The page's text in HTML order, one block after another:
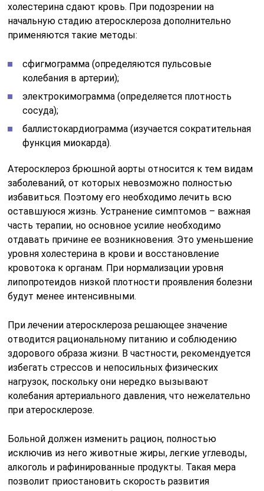
холестерина сдают кровь. При подозрении на
начальную стадию атеросклероза дополнительно
применяются такие методы:
сфигмограмма (определяются пульсовые
колебания в артерии);
электрокимограмма (определяется плотность
сосуда);
баллистокардиограмма (изучается сократительная
функция миокарда).
Атеросклероз брюшной аорты относится к тем видам
заболеваний, от которых невозможно полностью
избавиться. Поэтому его необходимо лечить всю
оставшуюся жизнь. Устранение симптомов – важная
часть терапии, но основное усилие необходимо
отдавать причине ее возникновения. Это уменьшение
уровня холестерина в крови и восстановление
кровотока к органам. При нормализации уровня
липопротеидов низкой плотности проявления болезни
будут менее интенсивными.
При лечении атеросклероза решающее значение
отводится рациональному питанию и соблюдению
здорового образа жизни. В частности, рекомендуется
избегать стрессов и непосильных физических
нагрузок, поскольку они нередко вызывают
колебания артериального давления, что нежелательно
при атеросклерозе.
Больной должен изменить рацион, полностью
исключив из него животные жиры, легкие углеводы,
алкоголь и рафинированные продукты. Такая мера
позволит приостановить скорость развития